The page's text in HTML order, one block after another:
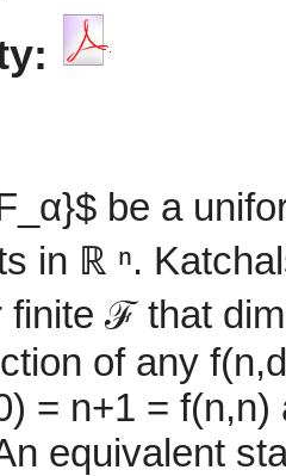
be a
in ℝ ⁿ.
finite ℱ that
of any
= n+1 =
equivalent